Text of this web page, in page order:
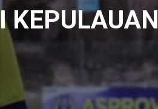
KEPULAUAN